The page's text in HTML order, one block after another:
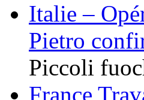
Italie –
Pietro
Piccoli
France